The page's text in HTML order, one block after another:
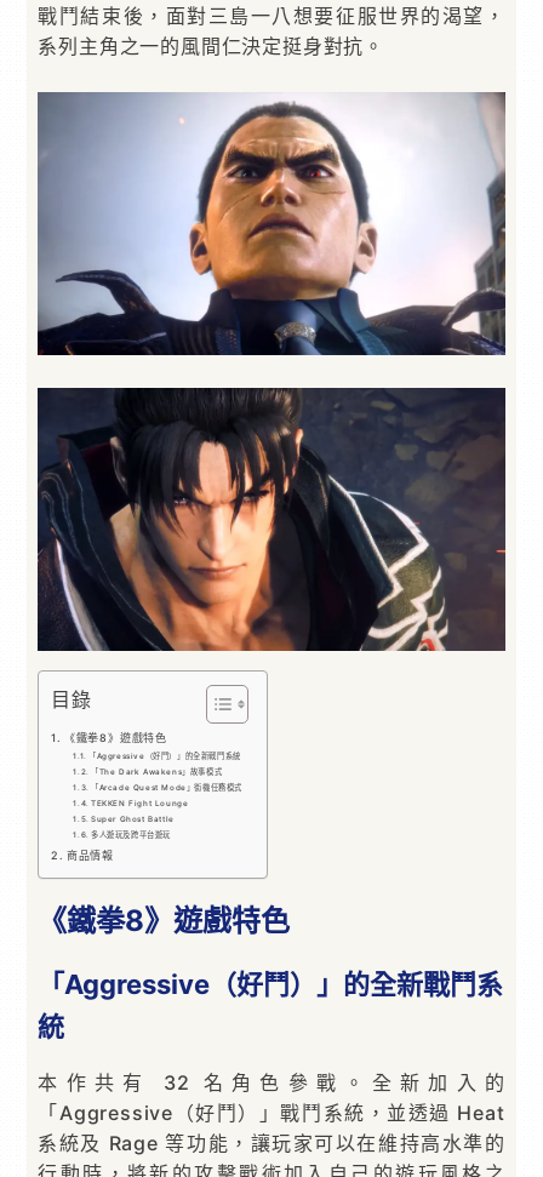
戰鬥結束後，面對三島一八想要征服世界的渴望，
系列主角之一的風間仁決定挺身對抗。
目錄
《鐵拳8》遊戲特色
「Aggressive（好鬥）」的全新戰鬥系統
「The Dark Awakens」故事模式
「Arcade Quest Mode」街機任務模式
TEKKEN Fight Lounge
Super Ghost Battle
多人遊玩及跨平台遊玩
商品情報
《鐵拳8》遊戲特色
「Aggressive（好鬥）」的全新戰鬥系
統
本作共有 32 名角色參戰。全新加入的
「Aggressive（好鬥）」戰鬥系統，並透過 Heat
系統及 Rage 等功能，讓玩家可以在維持高水準的